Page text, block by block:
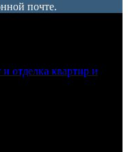
почте.
отделка квартир и